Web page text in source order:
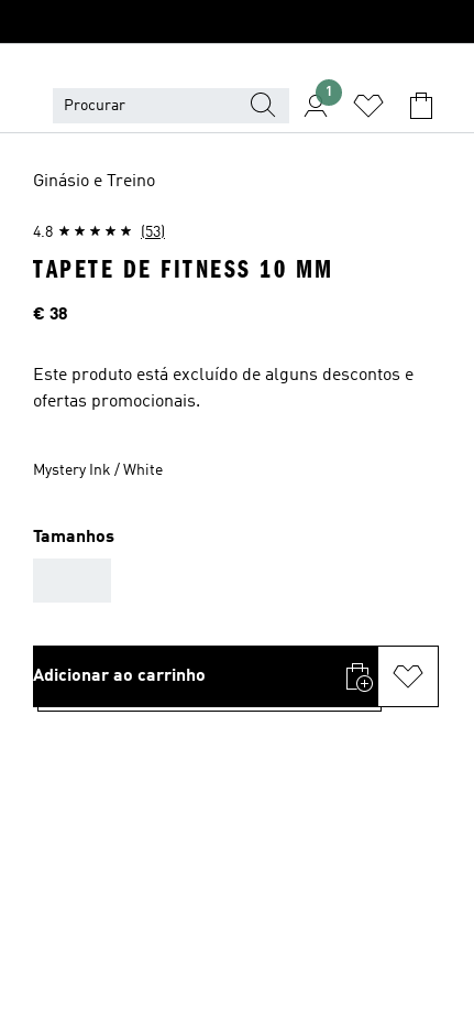
1
Ginásio e Treino
4.8 (53)
TAPETE DE FITNESS 10 MM
Preço
€ 38
Este produto está excluído de alguns descontos e
ofertas promocionais.
Mystery Ink / White
Tamanhos
Adicionar ao carrinho